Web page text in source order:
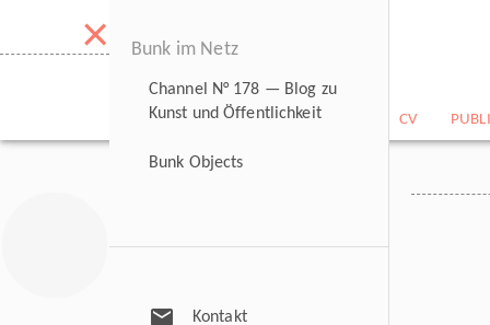
×
NEWS BILDARCHIV CV
Bunk im Netz
Channel N° 178 — Blog zu
Kunst und Öffentlichkeit
Bunk Objects
mail Kontakt